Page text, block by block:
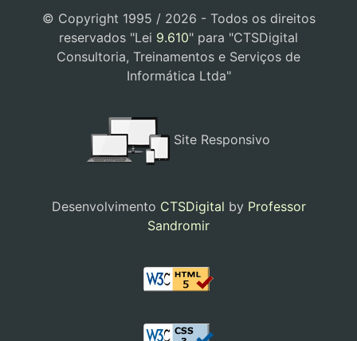
© Copyright 1995 / 2026 - Todos os direitos
reservados "Lei 9.610" para "CTSDigital
Consultoria, Treinamentos e Serviços de
Informática Ltda"
Site Responsivo
Desenvolvimento CTSDigital by Professor
Sandromir